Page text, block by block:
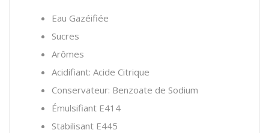
Eau Gazéifiée
Sucres
Arômes
Acidifiant: Acide Citrique
Conservateur: Benzoate de Sodium
Émulsifiant E414
Stabilisant E445